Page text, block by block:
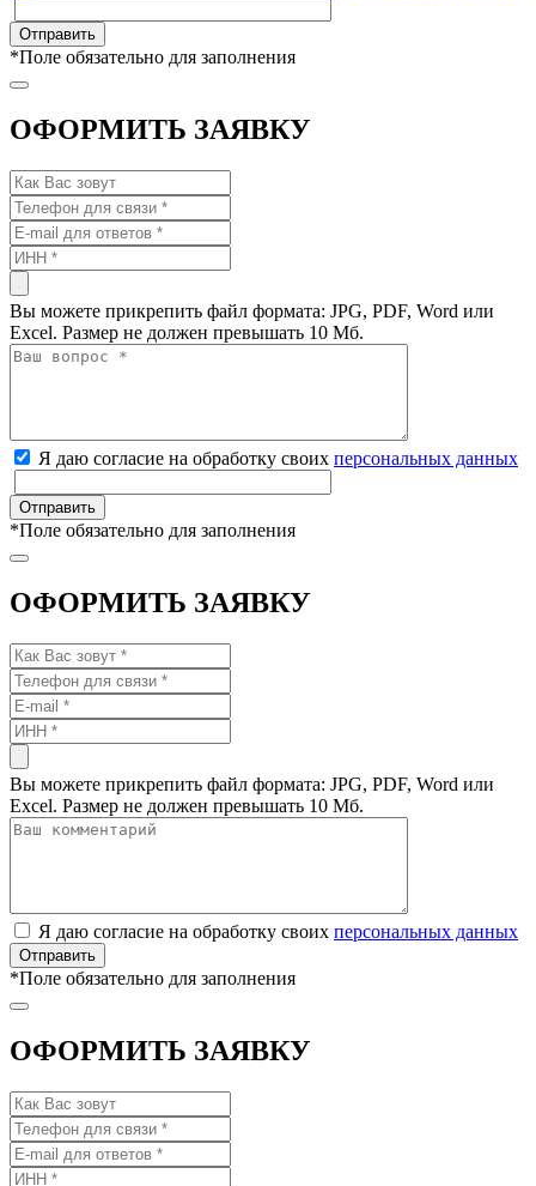
*Поле обязательно для заполнения
ОФОРМИТЬ ЗАЯВКУ
Вы можете прикрепить файл формата: JPG, PDF, Word или
Excel. Размер не должен превышать 10 Мб.
Я даю согласие на обработку своих персональных данных
*Поле обязательно для заполнения
ОФОРМИТЬ ЗАЯВКУ
Вы можете прикрепить файл формата: JPG, PDF, Word или
Excel. Размер не должен превышать 10 Мб.
Я даю согласие на обработку своих персональных данных
*Поле обязательно для заполнения
ОФОРМИТЬ ЗАЯВКУ